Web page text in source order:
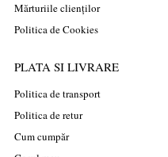
Mărturiile clienților
Politica de Cookies
PLATA SI LIVRARE
Politica de transport
Politica de retur
Cum cumpăr